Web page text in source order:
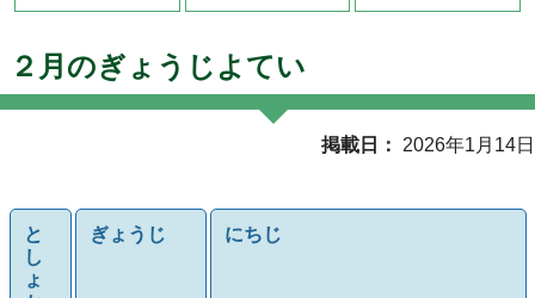
２月のぎょうじよてい
掲載日 2026年1月14日
と
し
ょ
ぎょうじ にちじ